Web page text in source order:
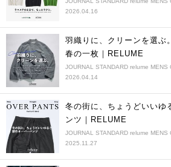
2026.04.16
羽織りに、クリーンを選ぶ
春の一枚｜RELUME
JOURNAL STANDARD relume MENS
2026.04.14
冬の街に、ちょうどいいゆ
ンツ｜RELUME
JOURNAL STANDARD relume MENS
2025.11.27